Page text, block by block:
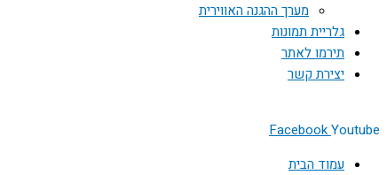
מערך ההגנה האווירית
גלריית תמונות
תירמו לאתר
יצירת קשר
FacebookYoutube
עמוד הבית